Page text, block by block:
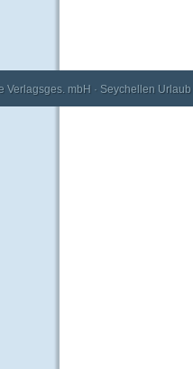
Verlagsges. mbH · Seychellen Urlaub